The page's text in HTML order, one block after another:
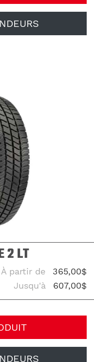
2 LT
À partir de
365,00$
Jusqu'à
607,00$